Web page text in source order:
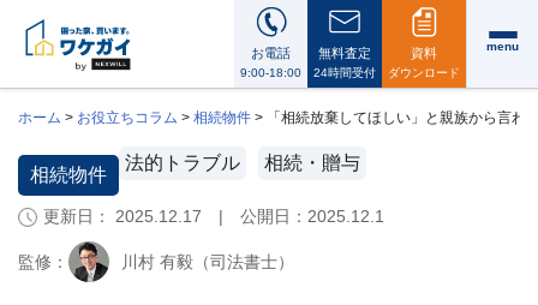
お電話
9:00-18:00
無料査定
24時間受付
資料
ダウンロード
menu
ワ
ケ
ガ
ホーム > お役立ちコラム > 相続物件 > 「相続放棄してほしい」と親族から言わ
相続物件
法的トラブル 相続・贈与
更新日： 2025.12.17 | 公開日： 2025.12.1
監修： 川村 有毅（司法書士）